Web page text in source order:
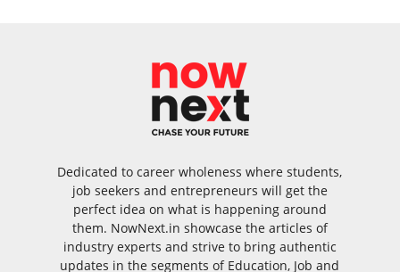
Dedicated to career wholeness where students,
job seekers and entrepreneurs will get the
perfect idea on what is happening around
them. NowNext.in showcase the articles of
industry experts and strive to bring authentic
updates in the segments of Education, Job and